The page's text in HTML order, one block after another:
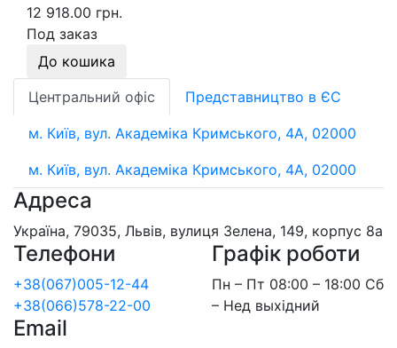
12 918.00 грн.
Под заказ
До кошика
Центральний офіс
Представництво в ЄС
м. Київ, вул. Академіка Кримського, 4А, 02000
м. Київ, вул. Академіка Кримського, 4А, 02000
Адреса
Україна, 79035, Львів, вулиця Зелена, 149, корпус 8а
Телефони
+38(067)005-12-44
+38(066)578-22-00
Графік роботи
Пн – Пт 08:00 – 18:00 Сб
– Нед выхідний
Email